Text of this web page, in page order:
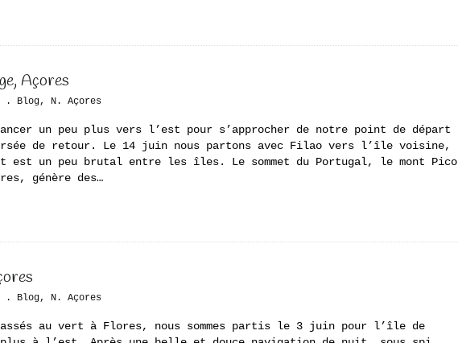
Açores
. Blog, N. Açores
un peu plus vers l’est pour s’approcher de notre point de départ
de retour. Le 14 juin nous partons avec Filao vers l’île voisine,
est un peu brutal entre les îles. Le sommet du Portugal, le mont Pico
génère des…
. Blog, N. Açores
au vert à Flores, nous sommes partis le 3 juin pour l’île de